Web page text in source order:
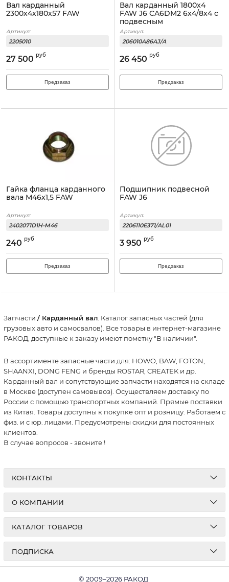
Вал карданный
2300х4х180х57 FAW
Артикул:
2205010
27 500 руб
Предзаказ
Вал карданный 1800x4
FAW J6 CA6DM2 6x4/8x4 с
подвесным
Артикул:
206010A86AJ/A
26 450 руб
Предзаказ
Гайка фланца карданного
вала М46х1,5 FAW
Артикул:
2402071D1H-M46
240 руб
Предзаказ
Подшипник подвесной
FAW J6
Артикул:
2206110E371/AL01
3 950 руб
Предзаказ
Запчасти / Карданный вал . Каталог запасных частей (для
грузовых авто и самосвалов). Все товары в интернет-магазине
РАКОД, доступные к заказу имеют пометку "В наличии".
В ассортименте запасные части для: HOWO, BAW, FOTON,
SHAANXI, DONG FENG и бренды ROSTAR, CREATEK и др.
Карданный вал и сопутствующие запчасти находятся на складе
в Москве (доступен самовывоз). Осуществляем доставку по
России с помощью транспортных компаний. Прямые поставки
из Китая. Товары доступны к покупке опт и розницу. Работаем с
физ. и с юр. лицами. Предусмотрены скидки для постоянных
клиентов.
В случае вопросов - звоните !
КОНТАКТЫ
О КОМПАНИИ
КАТАЛОГ ТОВАРОВ
ПОДПИСКА
© 2009–2026 РАКОД